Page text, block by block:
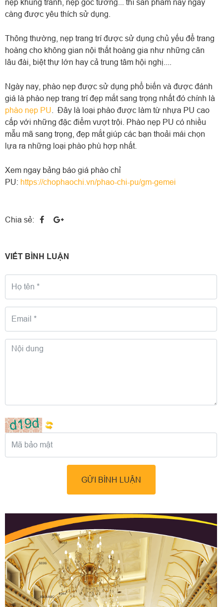
càng được yêu thích sử dụng.
Thông thường, nẹp trang trí được sử dụng chủ yếu để trang
hoàng cho không gian nội thất hoàng gia như những căn
lâu đài, biệt thự lớn hay cả trung tâm hội nghị....
Ngày nay, phào nẹp được sử dụng phổ biến và được đánh
giá là phào nẹp trang trí đẹp mắt sang trọng nhất đó chính là
phào nẹp PU . Đây là loại phào được làm từ nhựa PU cao
cấp với những đặc điểm vượt trội. Phào nẹp PU có nhiều
mẫu mã sang trọng, đẹp mắt giúp các bạn thoải mái chọn
lựa ra những loại phào phù hợp nhất.
Xem ngay bảng báo giá phào chỉ
PU: https://chophaochi.vn/phao-chi-pu/gm-gemei
Chia sẻ:
VIẾT BÌNH LUẬN
GỬI BÌNH LUẬN